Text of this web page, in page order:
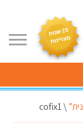
\
cofix1